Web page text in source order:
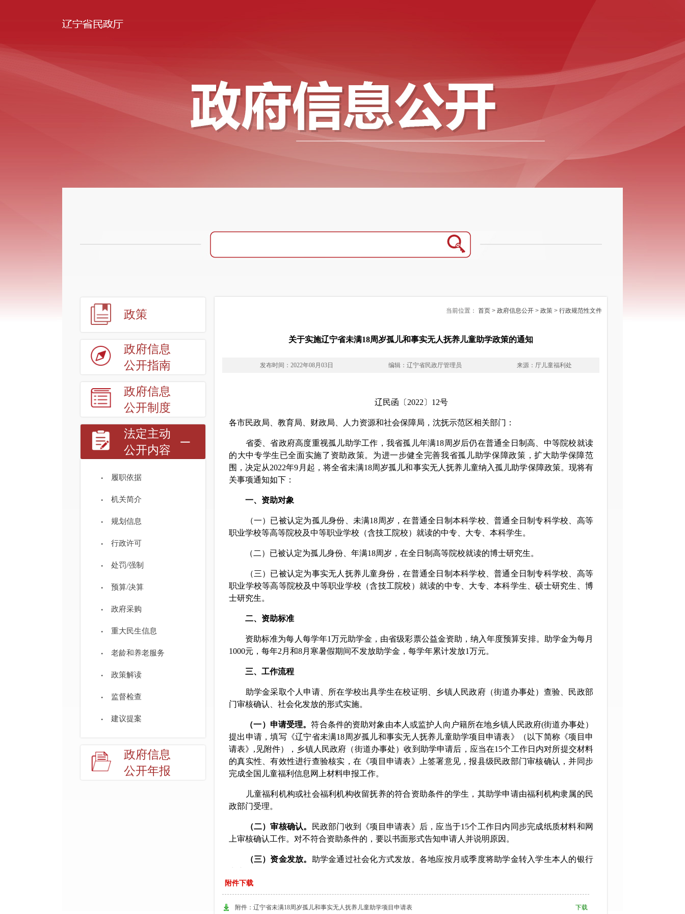
政策
政府信息
公开指南
政府信息
公开制度
法定主动
公开内容
履职依据
机关简介
规划信息
行政许可
处罚/强制
预算/决算
政府采购
重大民生信息
老龄和养老服务
政策解读
监督检查
建议提案
政府信息
公开年报
当前位置： 首页 > 政府信息公开 > 政策 > 行政规范性文件
关于实施辽宁省未满18周岁孤儿和事实无人抚养儿童助学政策的通知
发布时间：2022年08月03日 编辑：辽宁省民政厅管理员 来源：厅儿童福利处
辽民函〔2022〕12号
各市民政局、教育局、财政局、人力资源和社会保障局，沈抚示范区相关部门：
省委、省政府高度重视孤儿助学工作，我省孤儿年满18周岁后仍在普通全日制高、中等院校就读
的大中专学生已全面实施了资助政策。为进一步健全完善我省孤儿助学保障政策，扩大助学保障范
围，决定从2022年9月起，将全省未满18周岁孤儿和事实无人抚养儿童纳入孤儿助学保障政策。现将有
关事项通知如下：
一、资助对象
（一）已被认定为孤儿身份、未满18周岁，在普通全日制本科学校、普通全日制专科学校、高等
职业学校等高等院校及中等职业学校（含技工院校）就读的中专、大专、本科学生。
（二）已被认定为孤儿身份、年满18周岁，在全日制高等院校就读的博士研究生。
（三）已被认定为事实无人抚养儿童身份，在普通全日制本科学校、普通全日制专科学校、高等
职业学校等高等院校及中等职业学校（含技工院校）就读的中专、大专、本科学生、硕士研究生、博
士研究生。
二、资助标准
资助标准为每人每学年1万元助学金，由省级彩票公益金资助，纳入年度预算安排。助学金为每月
1000元，每年2月和8月寒暑假期间不发放助学金，每学年累计发放1万元。
三、工作流程
助学金采取个人申请、所在学校出具学生在校证明、乡镇人民政府（街道办事处）查验、民政部
门审核确认、社会化发放的形式实施。
（一）申请受理。符合条件的资助对象由本人或监护人向户籍所在地乡镇人民政府(街道办事处）
提出申请，填写《辽宁省未满18周岁孤儿和事实无人抚养儿童助学项目申请表》（以下简称《项目申
请表》,见附件），乡镇人民政府（街道办事处）收到助学申请后，应当在15个工作日内对所提交材料
的真实性、有效性进行查验核实，在《项目申请表》上签署意见，报县级民政部门审核确认，并同步
完成全国儿童福利信息网上材料申报工作。
儿童福利机构或社会福利机构收留抚养的符合资助条件的学生，其助学申请由福利机构隶属的民
政部门受理。
（二）审核确认。
民政部门收到《项目申请表》后，应当于15个工作日内同步完成纸质材料和网
上审核确认工作。对不符合资助条件的，要以书面形式告知申请人并说明原因。
（三）资金发放。
助学金通过社会化方式发放。各地应按月或季度将助学金转入学生本人的银行
放。
（四）终止情形。资助对象完成各教育阶段规定修业年限后，停止发放助学金。资助对象在校就
附件下载
附件：辽宁省未满18周岁孤儿和事实无人抚养儿童助学项目申请表 下载